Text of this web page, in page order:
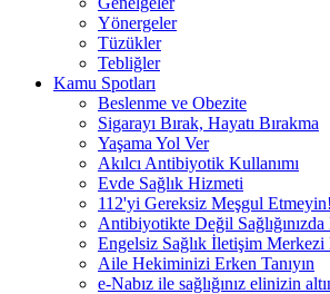
Yönergeler
Tüzükler
Tebliğler
Kamu Spotları
Beslenme ve Obezite
Sigarayı Bırak, Hayatı Bırakma
Yaşama Yol Ver
Akılcı Antibiyotik Kullanımı
Evde Sağlık Hizmeti
112'yi Gereksiz Meşgul Etmeyin!
Antibiyotikte Değil Sağlığınızda
Engelsiz Sağlık İletişim
Aile Hekiminizi Erken Tanıyın
e-Nabız ile sağlığınız elinizin